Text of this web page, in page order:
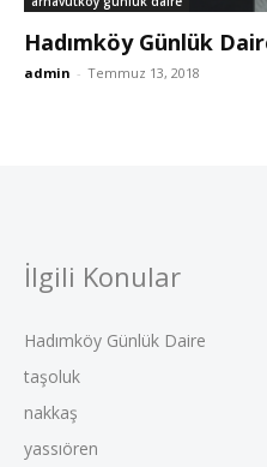
Hadımköy Günlük
admin - Temmuz 13, 2018
İlgili Konular
Hadımköy Günlük Daire
taşoluk
nakkaş
yassıören